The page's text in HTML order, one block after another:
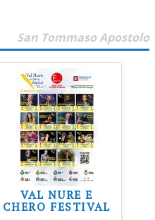
San Tommaso Apostolo
VAL NURE E
CHERO FESTIVAL